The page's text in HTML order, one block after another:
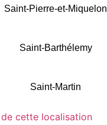
Saint-Pierre-et-Miquelon
Saint-Barthélemy
Saint-Martin
cette localisation